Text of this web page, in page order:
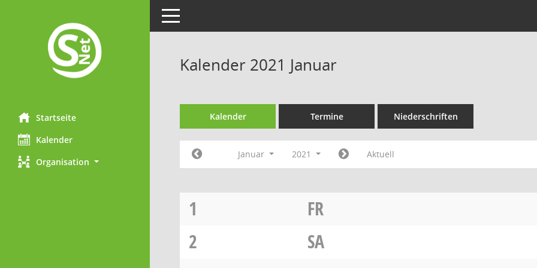
Startseite
Kalender
Organisation
Toggle navigation
Kalender 2021 Januar
Kalender Termine Niederschriften
Januar 2021 Aktuell
1
FR
2
SA